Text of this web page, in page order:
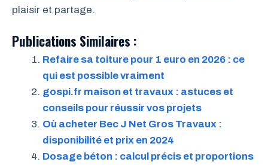
plaisir et partage.
Publications Similaires :
Refaire sa toiture pour 1 euro en 2026 : ce
qui est possible vraiment
gospi.fr maison et travaux : astuces et
conseils pour réussir vos projets
Où acheter Bec J Net Gros Travaux :
disponibilité et prix en 2024
Dosage béton : calcul précis et proportions